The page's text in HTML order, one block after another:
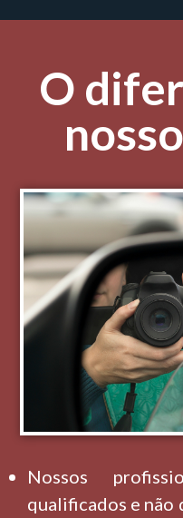
O
Nossos
qualificados e não